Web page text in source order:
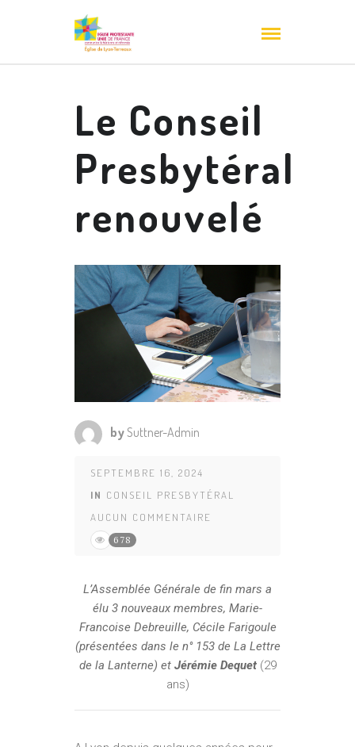
Le Conseil
Presbytéral
renouvelé
bySuttner-Admin
SEPTEMBRE 16, 2024
IN CONSEIL PRESBYTÉRAL
AUCUN COMMENTAIRE
678
L’Assemblée Générale de fin mars a
élu 3 nouveaux membres, Marie-
Francoise Debreuille, Cécile Farigoule
(présentées dans le n° 153 de La Lettre
de la Lanterne) et Jérémie Dequet(29
ans)